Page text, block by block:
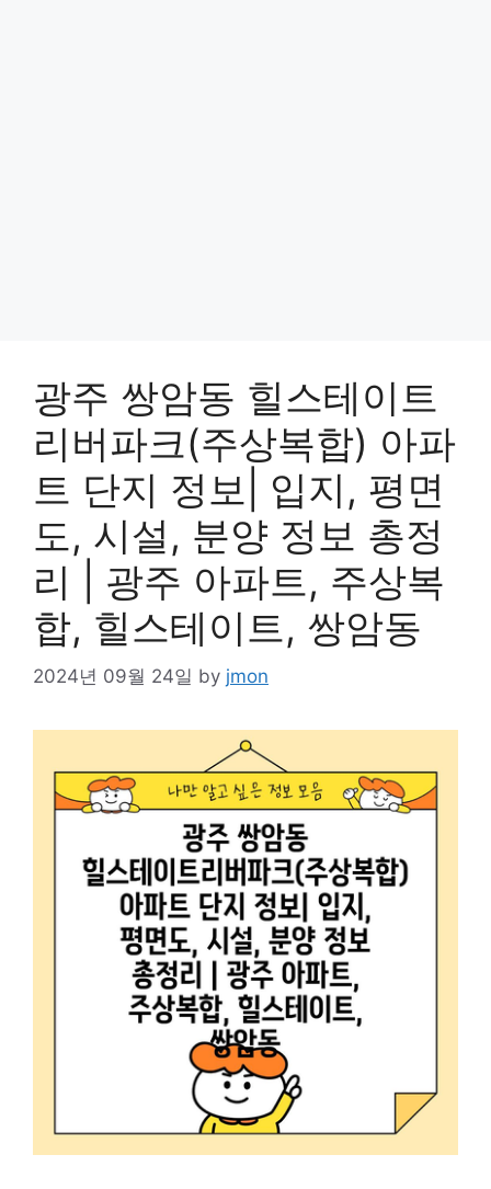
광주 쌍암동 힐스테이트
리버파크(주상복합) 아파
트 단지 정보| 입지, 평면
도, 시설, 분양 정보 총정
리 | 광주 아파트, 주상복
합, 힐스테이트, 쌍암동
2024년 09월 24일 by jmon